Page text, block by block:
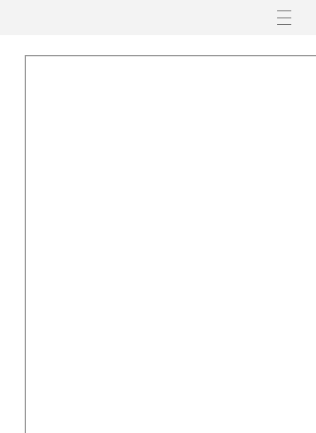
http://www.geschiedwp.geschiedeniskoffer.nl/reser